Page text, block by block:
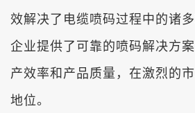
效解决了电缆喷码过程中的诸
企业提供了可靠的喷码解决方
产效率和产品质量，在激烈的
地位。